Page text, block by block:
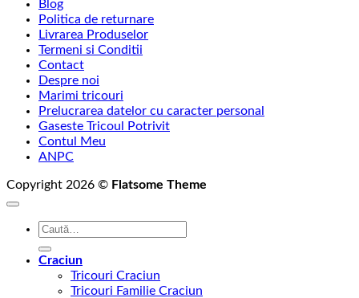
69,00 lei
până
la
Blog
Politica de returnare
Livrarea Produselor
Termeni si Conditii
Contact
Despre noi
Marimi tricouri
Prelucrarea datelor cu caracter personal
Gaseste Tricoul Potrivit
Contul Meu
ANPC
Copyright 2026 © Flatsome Theme
Caută
Craciun
Tricouri Craciun
Tricouri Familie Craciun